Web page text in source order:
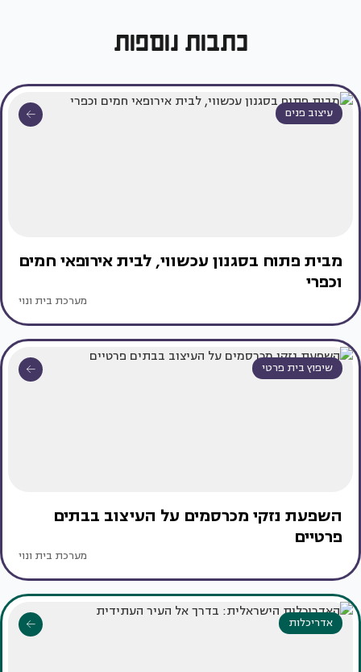
כתבות נוספות
עיצוב פנים
מבית פתוח בסגנון עכשווי, לבית אירופאי חמים
וכפרי
מערכת בית ונוי
שיפוץ בית פרטי
השפעת נזקי מכרסמים על העיצוב בבתים
פרטיים
מערכת בית ונוי
אדריכלות